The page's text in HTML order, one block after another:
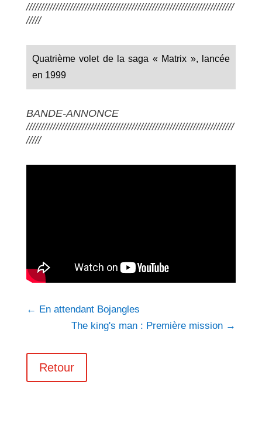
///////////////////////////////////////////////////////////////////////
/////
Quatrième volet de la saga « Matrix », lancée
en 1999
BANDE-ANNONCE
///////////////////////////////////////////////////////////////////////
/////
← En attendant Bojangles
The king's man : Première mission →
Retour